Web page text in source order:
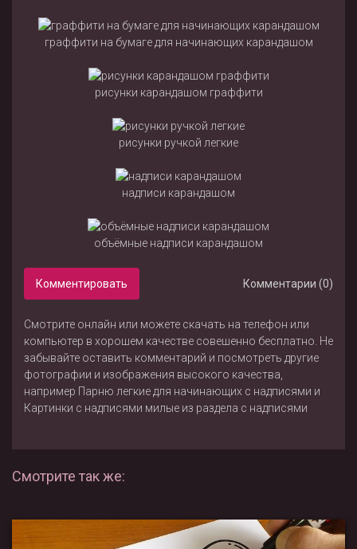
граффити на бумаге для начинающих карандашом
рисунки карандашом граффити
рисунки ручкой легкие
надписи карандашом
объёмные надписи карандашом
Комментировать Комментарии (0)
Смотрите онлайн или можете скачать на телефон или
компьютер в хорошем качестве совешенно бесплатно. Не
забывайте оставить комментарий и посмотреть другие
фотографии и изображения высокого качества,
например Парню легкие для начинающих с надписями и
Картинки с надписями милые из раздела с надписями
Смотрите так же: